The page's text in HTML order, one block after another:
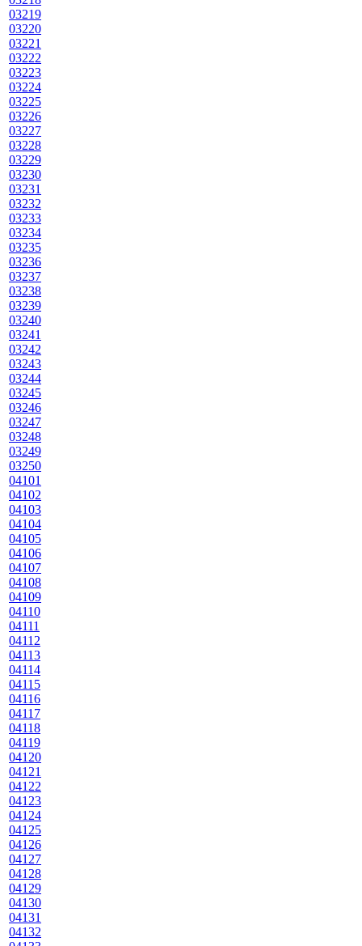
03219
03220
03221
03222
03223
03224
03225
03226
03227
03228
03229
03230
03231
03232
03233
03234
03235
03236
03237
03238
03239
03240
03241
03242
03243
03244
03245
03246
03247
03248
03249
03250
04101
04102
04103
04104
04105
04106
04107
04108
04109
04110
04111
04112
04113
04114
04115
04116
04117
04118
04119
04120
04121
04122
04123
04124
04125
04126
04127
04128
04129
04130
04131
04132